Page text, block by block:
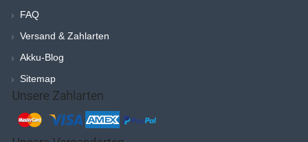
FAQ
Versand & Zahlarten
Akku-Blog
Sitemap